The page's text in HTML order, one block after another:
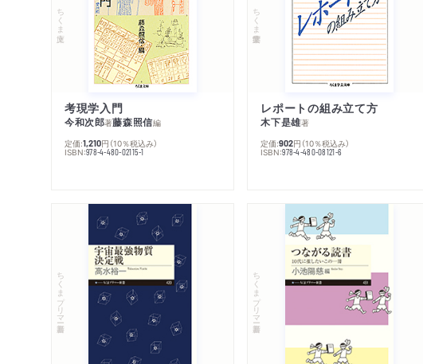
ちくま文庫
考現学入門
今和次郎著藤森照信編
定価:1,210円 （10％税込み）
ISBN:978-4-480-02115-1
ちくま学芸文庫
レポートの組み立て方
木下是雄著
定価:902円 （10％税込み）
ISBN:978-4-480-08121-6
ちくまプリマー新書 ちくまプリマー新書